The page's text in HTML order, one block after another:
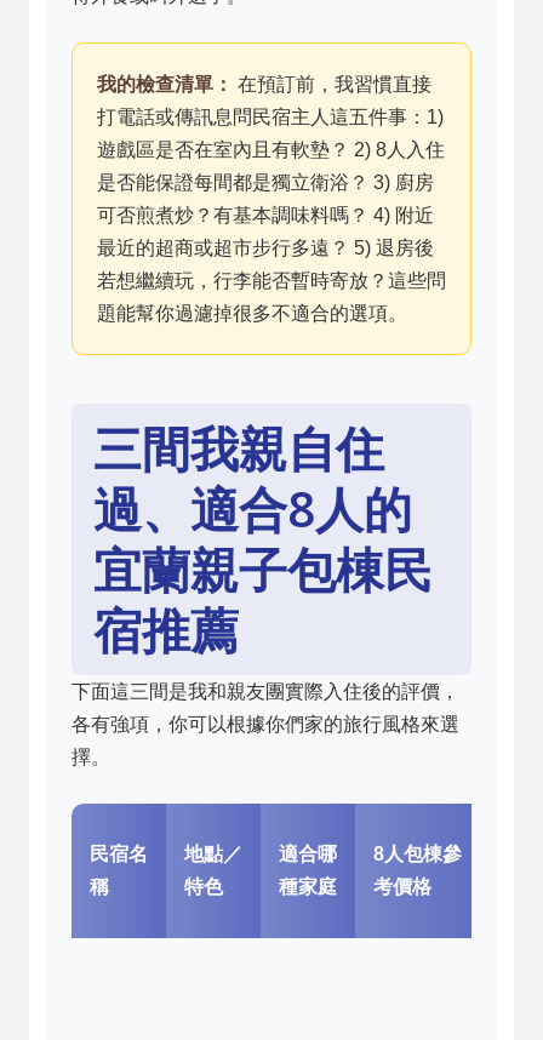
我的檢查清單： 在預訂前，我習慣直接
打電話或傳訊息問民宿主人這五件事：1)
遊戲區是否在室內且有軟墊？ 2) 8人入住
是否能保證每間都是獨立衛浴？ 3) 廚房
可否煎煮炒？有基本調味料嗎？ 4) 附近
最近的超商或超市步行多遠？ 5) 退房後
若想繼續玩，行李能否暫時寄放？這些問
題能幫你過濾掉很多不適合的選項。
三間我親自住
過、適合8人的
宜蘭親子包棟民
宿推薦
下面這三間是我和親友團實際入住後的評價，
各有強項，你可以根據你們家的旅行風格來選
擇。
民宿名
稱
地點／
特色
適合哪
種家庭
8人包棟參
考價格